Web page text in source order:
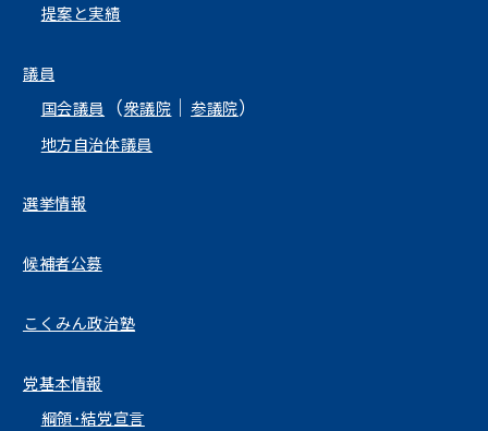
提案と実績
議員
国会議員
（衆議院 ｜参議院）
地方自治体議員
選挙情報
候補者公募
こくみん政治塾
党基本情報
綱領･結党宣言